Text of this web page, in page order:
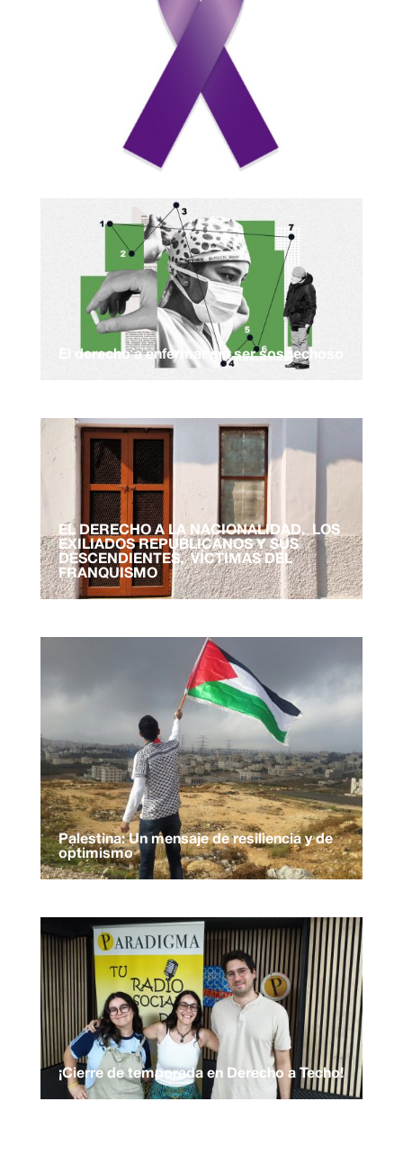
El derecho a enfermar sin ser sospechoso
EL DERECHO A LA NACIONALIDAD. LOS
EXILIADOS REPUBLICANOS Y SUS
DESCENDIENTES, VÍCTIMAS DEL
FRANQUISMO
Palestina: Un mensaje de resiliencia y de
optimismo
¡Cierre de temporada en Derecho a Techo!